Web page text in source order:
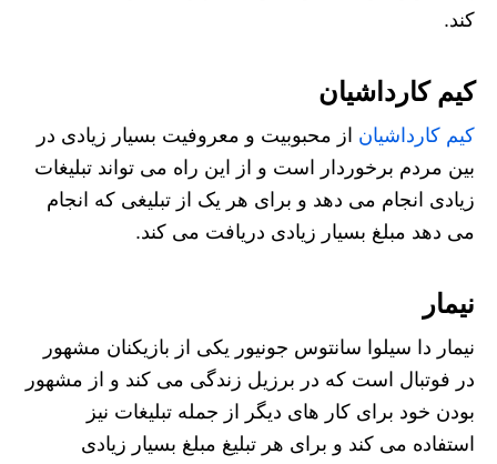
کند.
کیم کارداشیان
کیم کارداشیان از محبوبیت و معروفیت بسیار زیادی در
بین مردم برخوردار است و از این راه می تواند تبلیغات
زیادی انجام می دهد و برای هر یک از تبلیغی که انجام
می دهد مبلغ بسیار زیادی دریافت می کند.
نیمار
نیمار دا سیلوا سانتوس جونیور یکی از بازیکنان مشهور
در فوتبال است که در برزیل زندگی می کند و از مشهور
بودن خود برای کار های دیگر از جمله تبلیغات نیز
استفاده می کند و برای هر تبلیغ مبلغ بسیار زیادی